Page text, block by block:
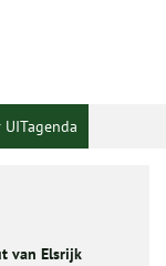
van Elsrijk